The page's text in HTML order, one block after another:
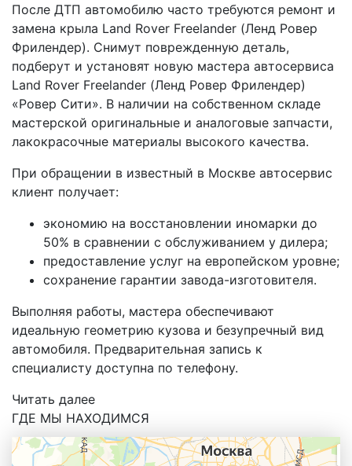
После ДТП автомобилю часто требуются ремонт и
замена крыла Land Rover Freelander (Ленд Ровер
Фрилендер). Снимут поврежденную деталь,
подберут и установят новую мастера автосервиса
Land Rover Freelander (Ленд Ровер Фрилендер)
«Ровер Сити». В наличии на собственном складе
мастерской оригинальные и аналоговые запчасти,
лакокрасочные материалы высокого качества.
При обращении в известный в Москве автосервис
клиент получает:
экономию на восстановлении иномарки до
50% в сравнении с обслуживанием у дилера;
предоставление услуг на европейском уровне;
сохранение гарантии завода-изготовителя.
Выполняя работы, мастера обеспечивают
идеальную геометрию кузова и безупречный вид
автомобиля. Предварительная запись к
специалисту доступна по телефону.
Читать далее
ГДЕ МЫ НАХОДИМСЯ